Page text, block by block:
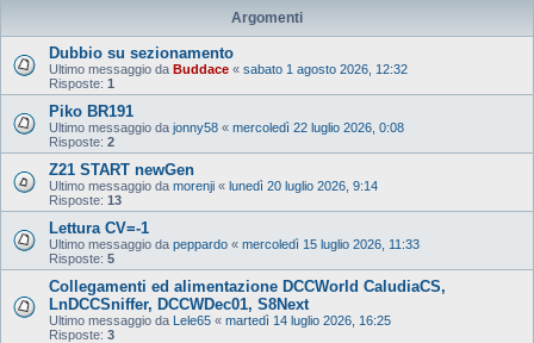
Argomenti
Dubbio su sezionamento
Ultimo messaggio da Buddace « sabato 1 agosto 2026, 12:32
Risposte: 1
Piko BR191
Ultimo messaggio da jonny58 « mercoledì 22 luglio 2026, 0:08
Risposte: 2
Z21 START newGen
Ultimo messaggio da morenji « lunedì 20 luglio 2026, 9:14
Risposte: 13
Lettura CV=-1
Ultimo messaggio da peppardo « mercoledì 15 luglio 2026, 11:33
Risposte: 5
Collegamenti ed alimentazione DCCWorld CaludiaCS,
LnDCCSniffer, DCCWDec01, S8Next
Ultimo messaggio da Lele65 « martedì 14 luglio 2026, 16:25
Risposte: 3